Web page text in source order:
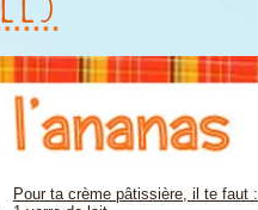
Pour ta crème pâtissière, il te faut :